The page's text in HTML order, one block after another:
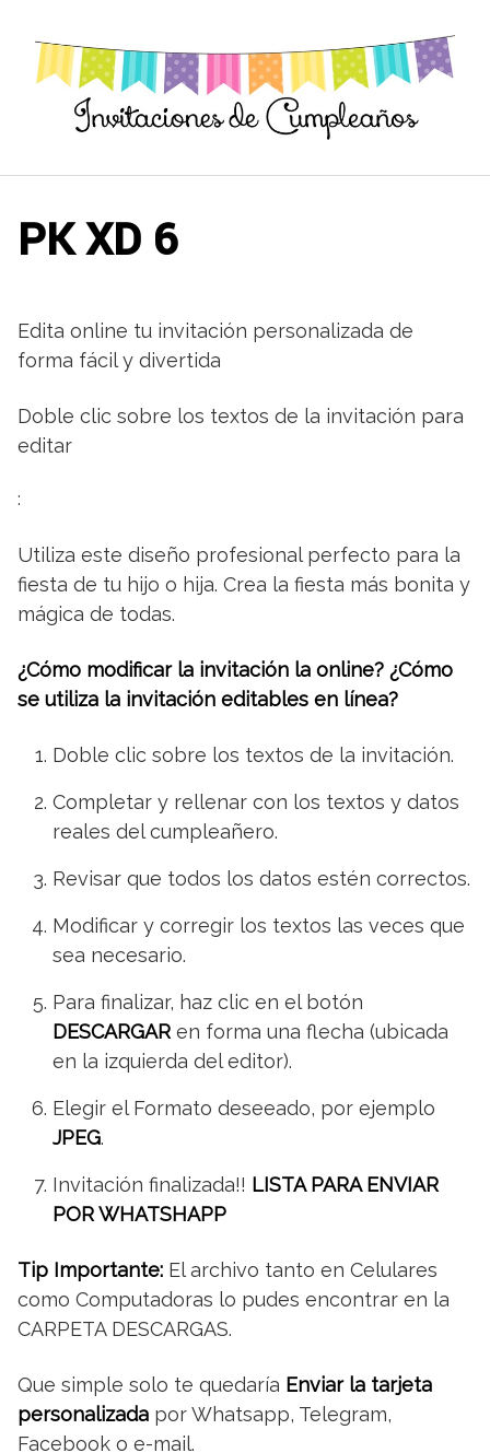
contenido
PK XD 6
Edita online tu invitación personalizada de
forma fácil y divertida
Doble clic sobre los textos de la invitación para
editar
:
Utiliza este diseño profesional perfecto para la
fiesta de tu hijo o hija. Crea la fiesta más bonita y
mágica de todas.
¿Cómo modificar la invitación la online? ¿Cómo
se utiliza la invitación editables en línea?
Doble clic sobre los textos de la invitación.
Completar y rellenar con los textos y datos
reales del cumpleañero.
Revisar que todos los datos estén correctos.
Modificar y corregir los textos las veces que
sea necesario.
Para finalizar, haz clic en el botón
DESCARGAR en forma una flecha (ubicada
en la izquierda del editor).
Elegir el Formato deseeado, por ejemplo
JPEG.
Invitación finalizada!! LISTA PARA ENVIAR
POR WHATSHAPP
Tip Importante: El archivo tanto en Celulares
como Computadoras lo pudes encontrar en la
CARPETA DESCARGAS.
Que simple solo te quedaría Enviar la tarjeta
personalizada por Whatsapp, Telegram,
Facebook o e-mail.